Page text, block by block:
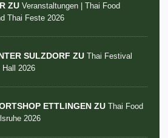
ZU Veranstaltungen | Thai Food
Thai Feste 2026
SULZDORF ZU Thai Festival
2026
ETTLINGEN ZU Thai Food
2026